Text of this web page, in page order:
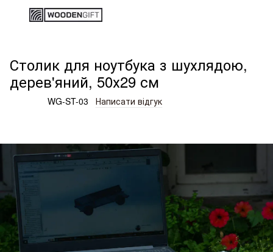
Столик для ноутбука з шухлядою,
дерев'яний, 50х29 см
WG-ST-03 Написати відгук